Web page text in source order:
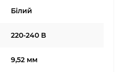
Білий
220-240 В
9,52 мм